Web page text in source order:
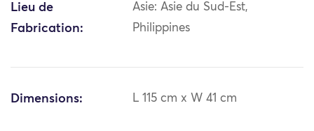
Lieu de
Fabrication:
Asie: Asie du Sud-Est,
Philippines
Dimensions: L 115 cm x W 41 cm